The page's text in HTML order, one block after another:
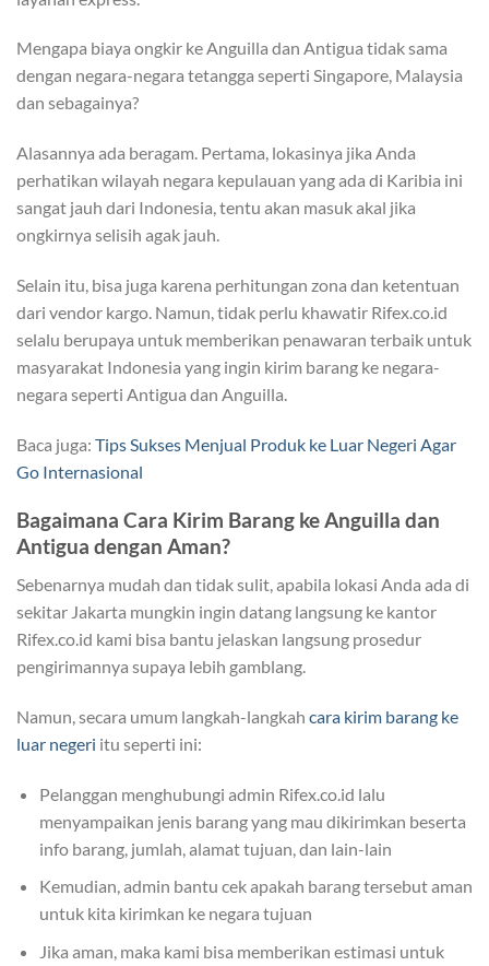
Mengapa biaya ongkir ke Anguilla dan Antigua tidak sama
dengan negara-negara tetangga seperti Singapore, Malaysia
dan sebagainya?
Alasannya ada beragam. Pertama, lokasinya jika Anda
perhatikan wilayah negara kepulauan yang ada di Karibia ini
sangat jauh dari Indonesia, tentu akan masuk akal jika
ongkirnya selisih agak jauh.
Selain itu, bisa juga karena perhitungan zona dan ketentuan
dari vendor kargo. Namun, tidak perlu khawatir Rifex.co.id
selalu berupaya untuk memberikan penawaran terbaik untuk
masyarakat Indonesia yang ingin kirim barang ke negara-
negara seperti Antigua dan Anguilla.
Baca juga: Tips Sukses Menjual Produk ke Luar Negeri Agar
Go Internasional
Bagaimana Cara Kirim Barang ke Anguilla dan
Antigua dengan Aman?
Sebenarnya mudah dan tidak sulit, apabila lokasi Anda ada di
sekitar Jakarta mungkin ingin datang langsung ke kantor
Rifex.co.id kami bisa bantu jelaskan langsung prosedur
pengirimannya supaya lebih gamblang.
Namun, secara umum langkah-langkah cara kirim barang ke
luar negeri itu seperti ini:
Pelanggan menghubungi admin Rifex.co.id lalu
menyampaikan jenis barang yang mau dikirimkan beserta
info barang, jumlah, alamat tujuan, dan lain-lain
Kemudian, admin bantu cek apakah barang tersebut aman
untuk kita kirimkan ke negara tujuan
Jika aman, maka kami bisa memberikan estimasi untuk